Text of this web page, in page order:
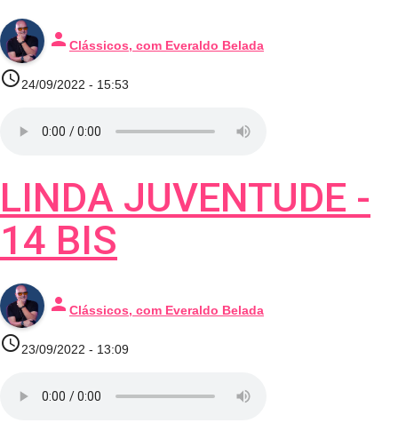
person Clássicos, com Everaldo Belada
access_time24/09/2022 - 15:53
LINDA JUVENTUDE -
14 BIS
person Clássicos, com Everaldo Belada
access_time23/09/2022 - 13:09